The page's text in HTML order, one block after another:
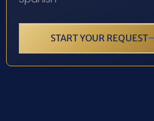
START YOUR REQUEST